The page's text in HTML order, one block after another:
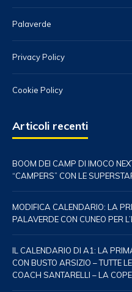
Palaverde
Privacy Policy
Cookie Policy
Articoli recenti
BOOM DEI CAMP DI IMOCO
“CAMPERS” CON LE
MODIFICA CALENDARIO: LA
PALAVERDE CON CUNEO PER
IL CALENDARIO DI A1: LA
CON BUSTO ARSIZIO – TUTTE
COACH SANTARELLI – LA